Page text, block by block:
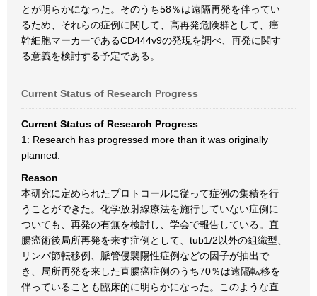
とが明らかになった。そのうち58％は遠隔再発を伴ってい
るため、それらの症例に関して、高再発危険群として、癌
幹細胞マーカーであるCD444v9の発現を調べ、再発に関す
る意義を検討する予定である。
Current Status of Research Progress
Current Status of Research Progress
1: Research has progressed more than it was originally
planned.
Reason
本研究に定められたプロトコールに従って症例の集積を行
うことができた。化学放射線療法を施行していない症例に
ついても、再発の有無を検討し、学会で報告している。直
腸癌術後局所再発を来す症例として、tub1/2以外の組織型、
リンパ節転移例、脈管侵襲陽性症例などの因子が抽出で
き、局所再発を来した直腸癌症例のうち70％は遠隔転移を
伴っていることも臨床的に明らかになった。このような直